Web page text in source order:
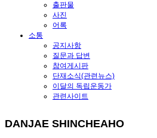
출판물
사진
어록
소통
공지사항
질문과 답변
참여게시판
단재소식(관련뉴스)
이달의 독립운동가
관련사이트
DANJAE SHINCHEAHO